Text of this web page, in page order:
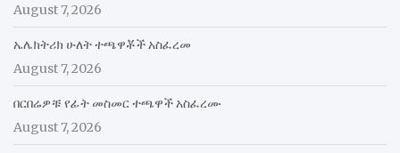
August 7, 2026
ኤሌክትሪክ ሁለት ተጫዋቾች አስፈረመ
August 7, 2026
በርበሬዎቹ የፊት መስመር ተጫዋች አስፈረሙ
August 7, 2026